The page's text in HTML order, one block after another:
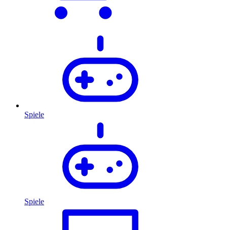
Spiele
Spiele